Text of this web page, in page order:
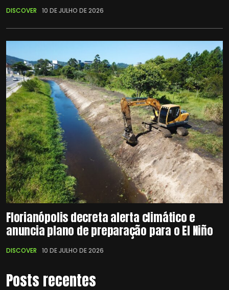
DISCOVER 10 DE JULHO DE 2026
Florianópolis decreta alerta climático e
anuncia plano de preparação para o El Niño
DISCOVER 10 DE JULHO DE 2026
Posts recentes